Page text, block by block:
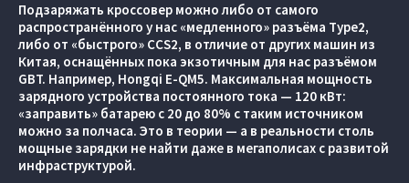
Подзаряжать кроссовер можно либо от самого
распространённого у нас «медленного» разъёма Type2,
либо от «быстрого» CCS2, в отличие от других машин из
Китая, оснащённых пока экзотичным для нас разъёмом
GBT. Например, Hongqi E-QM5. Максимальная мощность
зарядного устройства постоянного тока — 120 кВт:
«заправить» батарею с 20 до 80% с таким источником
можно за полчаса. Это в теории — а в реальности столь
мощные зарядки не найти даже в мегаполисах c развитой
инфраструктурой.